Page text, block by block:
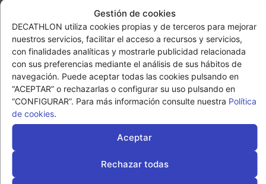
Gestión de cookies
DECATHLON utiliza cookies propias y de terceros para mejorar
nuestros servicios, facilitar el acceso a recursos y servicios,
con finalidades analíticas y mostrarle publicidad relacionada
con sus preferencias mediante el análisis de sus hábitos de
navegación. Puede aceptar todas las cookies pulsando en
“ACEPTAR” o rechazarlas o configurar su uso pulsando en
“CONFIGURAR”. Para más información consulte nuestra Política
de cookies.
Aceptar
Rechazar todas
8540788
32.29 €